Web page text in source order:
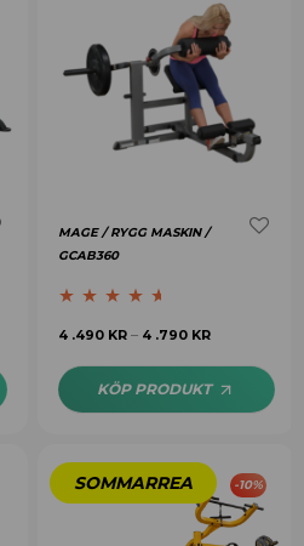
MAGE / RYGG MASKIN /
GCAB360
Betygsatt
4 .490 KR – 4 .790 KR
KÖP PRODUKT
-10%